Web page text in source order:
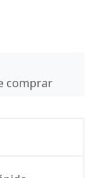
comprar